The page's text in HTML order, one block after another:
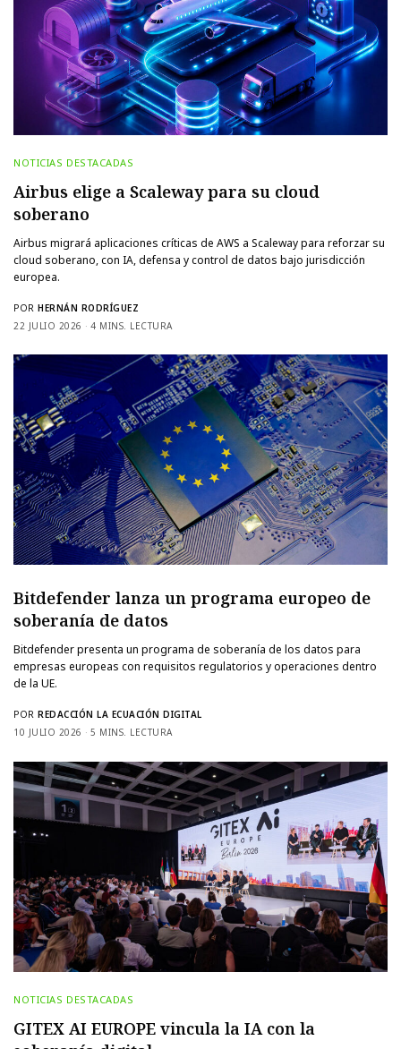
NOTICIAS DESTACADAS
Airbus elige a Scaleway para su cloud
soberano
Airbus migrará aplicaciones críticas de AWS a Scaleway para reforzar su
cloud soberano, con IA, defensa y control de datos bajo jurisdicción
europea.
POR HERNÁN RODRÍGUEZ
22 JULIO 2026
4 MINS. LECTURA
Bitdefender lanza un programa europeo de
soberanía de datos
Bitdefender presenta un programa de soberanía de los datos para
empresas europeas con requisitos regulatorios y operaciones dentro
de la UE.
POR REDACCIÓN LA ECUACIÓN DIGITAL
10 JULIO 2026
5 MINS. LECTURA
NOTICIAS DESTACADAS
GITEX AI EUROPE vincula la IA con la